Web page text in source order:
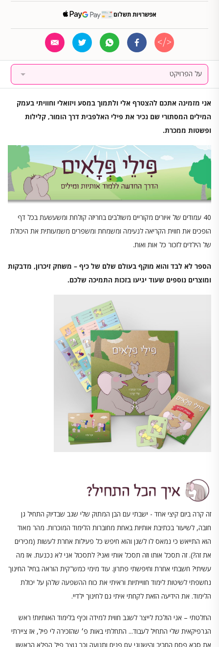
אפשרויות תשלום
על הפרויקט
אני מזמינה אתכם להצטרף אלי ולתמוך במסע ויזואלי וחוויתי בעמק
המילים המסתורי שם נכיר את פילי האלפבית דרך הומור, קלילות
ופשטות ממכרת.
40 עמודים של איורים מקוריים משולבים בחריזה קולחת ומשעשעת בכל דף
הופכים את חווית הקריאה לנעימה ומשמחת ומשפרים משמעותית את היכולת
של הילדים לזכור כל אות ואות.
הספר לא לבד והוא מוקף בעולם שלם של כיף – משחק זיכרון, מדבקות
ומוצרים נוספים שעוד יגיעו בזכות התמיכה שלכם.
זה קרה ביום קיצי אחד - ישבתי עם הבן המתוק שלי שגב שבדיוק התחיל גן
חובה, לשיעור בכתיבת אותיות באחת מחוברות הלימוד המוכרות. מהר מאוד
הוא התייאש כי נמאס לו לשנן והוא חיפש כל פעילות אחרת לעשות (מכירים
את זה?). זה תסכל אותו וזה תסכל אותי ואני? לתסכול אני לא נכנעת. אז מה
עשיתי? חשבתי אחרת וחיפשתי פתרון. עוד מימי כמש"קית הוראה בחיל החינוך
נחשפתי לשיטות לימוד חווייתיות וראיתי את כוח ההשפעה שלהן על יכולת
הלימוד. את הידיעה הזאת לקחתי איתי גם לחינוך ילדיי.
החלטתי – אני הולכת לייצר לשגב חווית למידה וכיף בלימוד האותיות! ראש
הגרפיקאית שלי התחיל לעבוד... התחלתי באות פ׳ שהזכירה לי פיל, אז ציירתי
את סבא פסח החביב והישנוני עם פנים ותנועה וכך נוצר פיל הפלא הראשון